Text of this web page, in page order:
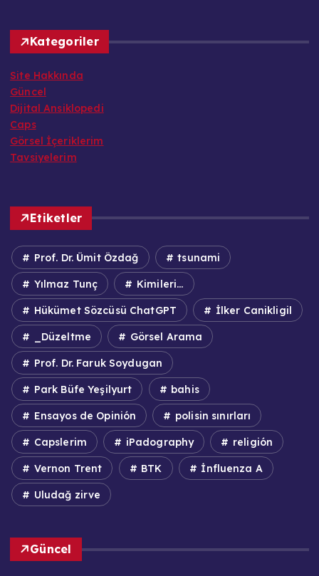
Kategoriler
Site Hakkında
Güncel
Dijital Ansiklopedi
Caps
Görsel İçeriklerim
Tavsiyelerim
Etiketler
Prof. Dr. Ümit Özdağ tsunami
Yılmaz Tunç Kimileri...
Hükümet Sözcüsü ChatGPT İlker Canikligil
_Düzeltme Görsel Arama
Prof. Dr. Faruk Soydugan
Park Büfe Yeşilyurt bahis
Ensayos de Opinión polisin sınırları
Capslerim iPadography religión
Vernon Trent BTK İnfluenza A
Uludağ zirve
Güncel